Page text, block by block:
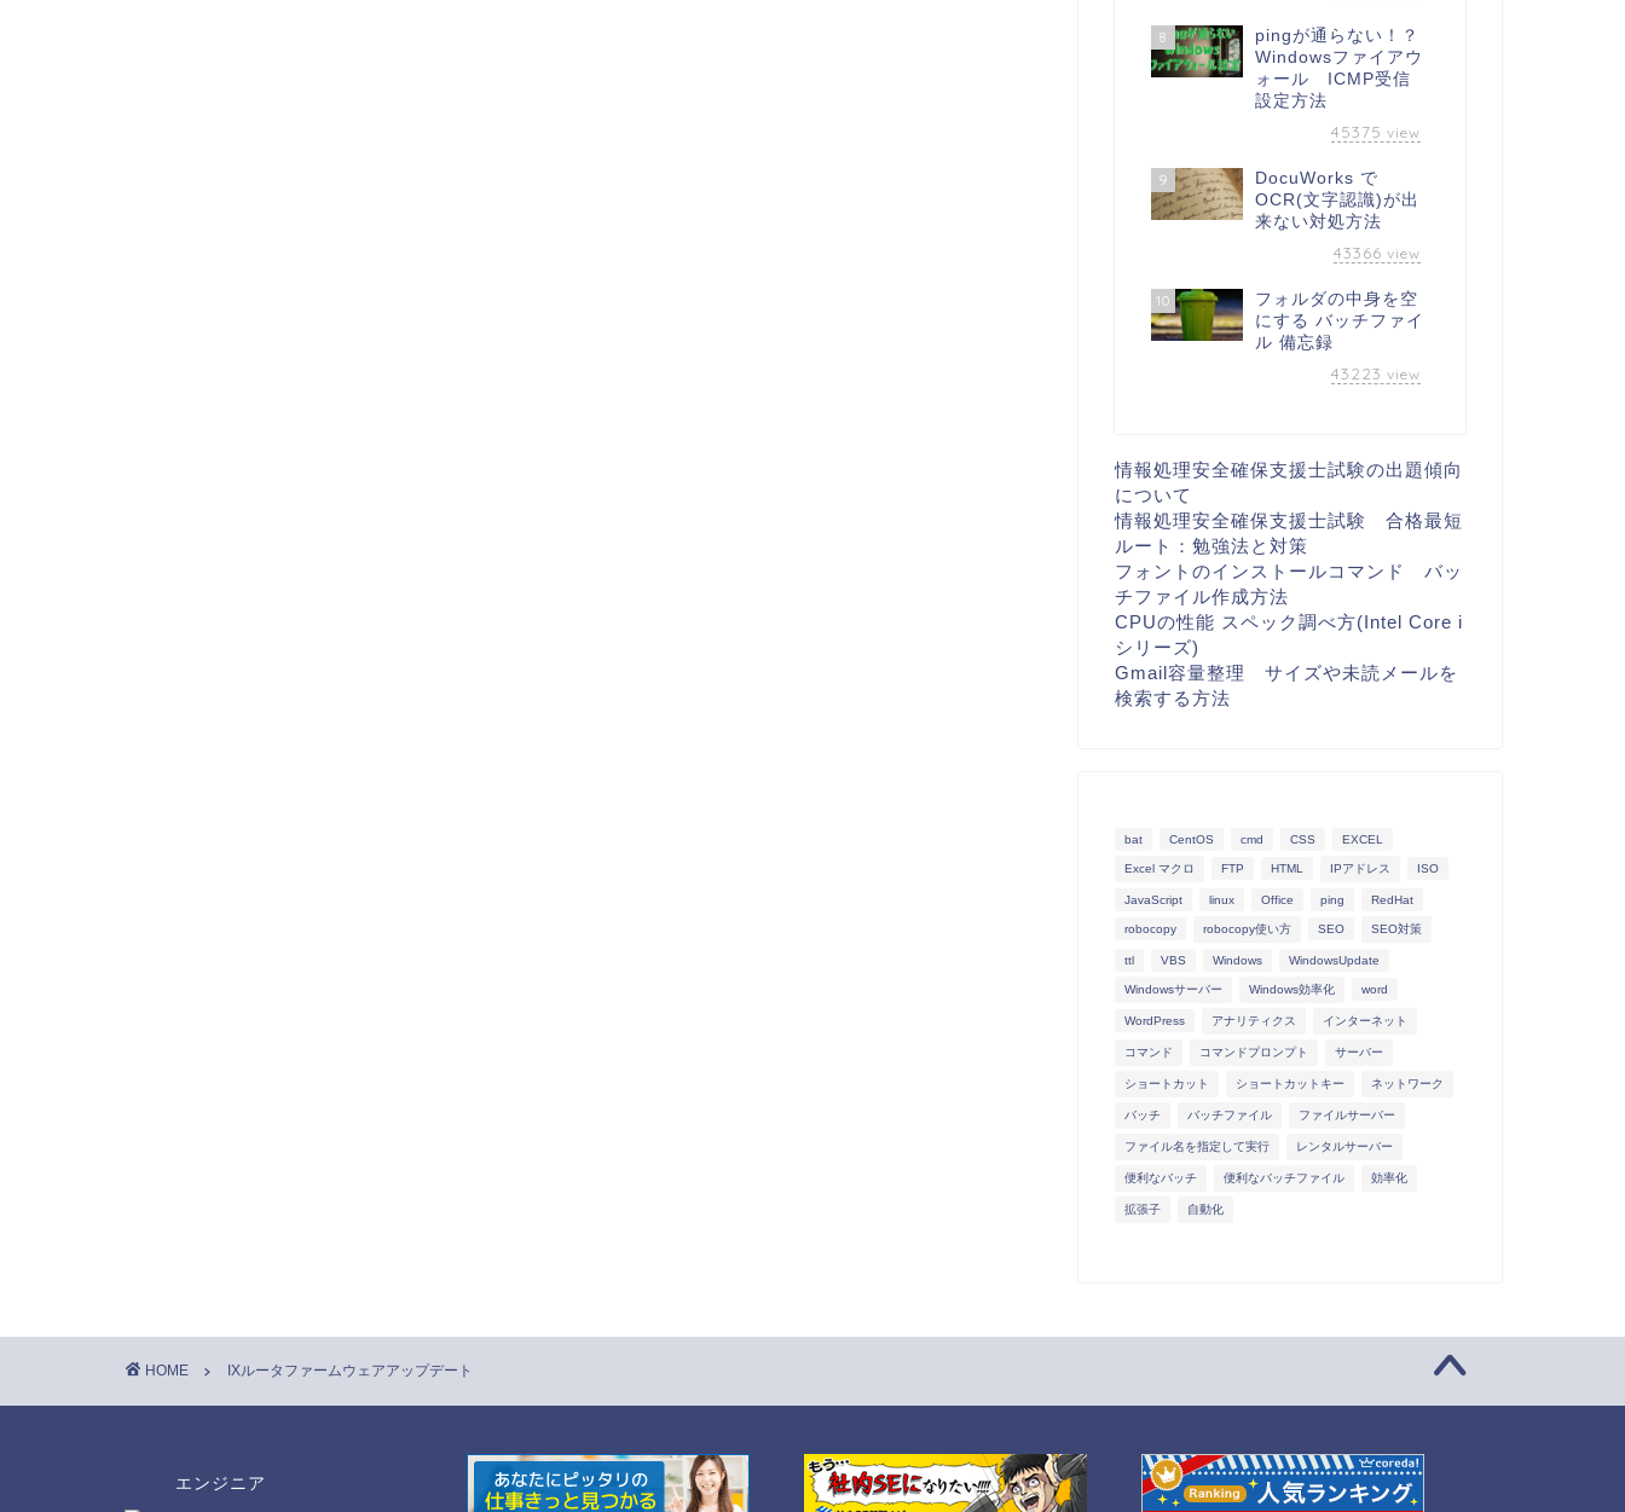
8
pingが通らない！？
Windowsファイアウ
ォール ICMP受信
設定方法
45375 view
9
DocuWorks で
OCR(文字認識)が出
来ない対処方法
43366 view
10
フォルダの中身を空
にする バッチファイ
ル 備忘録
43223 view
情報処理安全確保支援士試験の出題傾向
について
情報処理安全確保支援士試験 合格最短
ルート：勉強法と対策
フォントのインストールコマンド バッ
チファイル作成方法
CPUの性能 スペック調べ方(Intel Core i
シリーズ)
Gmail容量整理 サイズや未読メールを
検索する方法
bat CentOS cmd CSS EXCEL
Excel マクロ FTP HTML IPアドレス ISO
JavaScript linux Office ping RedHat
robocopy robocopy使い方 SEO SEO対策
ttl VBS Windows WindowsUpdate
Windowsサーバー Windows効率化 word
WordPress アナリティクス インターネット
コマンド コマンドプロンプト サーバー
ショートカット ショートカットキー ネットワーク
バッチ バッチファイル ファイルサーバー
ファイル名を指定して実行 レンタルサーバー
便利なバッチ 便利なバッチファイル 効率化
拡張子 自動化
HOME IXルータファームウェアアップデート
エンジニア